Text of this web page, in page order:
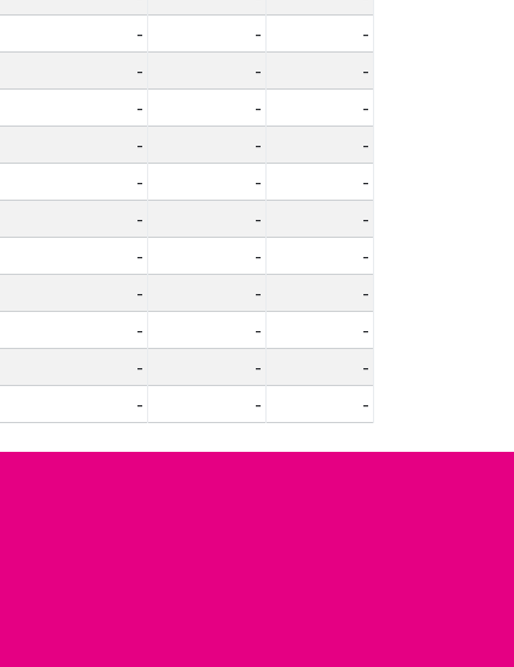
- -
-
- -
-
- -
-
- -
-
- -
-
- -
-
- -
-
- -
-
- -
-
- -
-
- - -